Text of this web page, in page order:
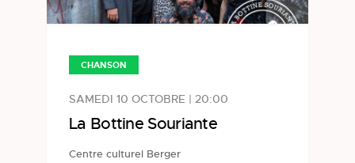
CHANSON
SAMEDI 10 OCTOBRE | 20:00
La Bottine Souriante
Centre culturel Berger